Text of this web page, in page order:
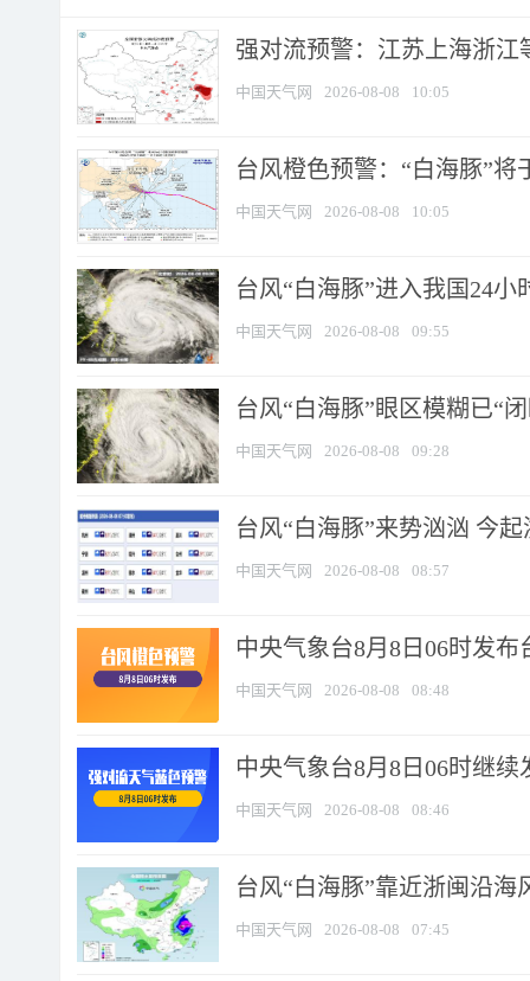
强对流预警：江苏上海浙江
中国天气网 2026-08-08 10:05
台风橙色预警：“白海豚”将
中国天气网 2026-08-08 10:05
台风“白海豚”进入我国24
中国天气网 2026-08-08 09:55
台风“白海豚”眼区模糊已“
中国天气网 2026-08-08 09:28
台风“白海豚”来势汹汹 今
中国天气网 2026-08-08 08:57
中央气象台8月8日06时发布
中国天气网 2026-08-08 08:48
中央气象台8月8日06时继
中国天气网 2026-08-08 08:46
台风“白海豚”靠近浙闽沿
中国天气网 2026-08-08 07:45